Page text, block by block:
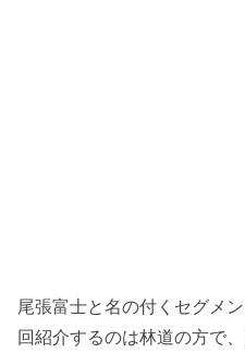
尾張富士と名の付くセグメ
回紹介するのは林道の方で